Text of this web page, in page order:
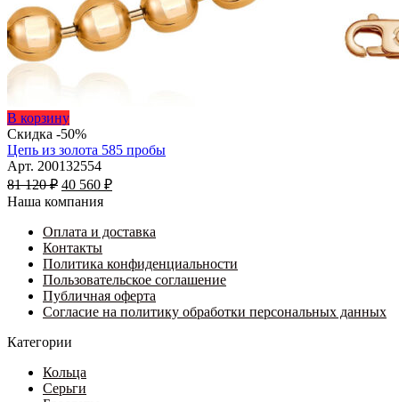
В корзинуЭтот
товар
имеет
несколько
вариаций.
Опции
выбрать
на
странице
товара.
Скидка -50%
Цепь из золота 585 пробы
Арт. 200132554
81 120₽ Первоначальная
цена
81
120 ₽.
40 560 ₽Текущая
560 ₽.
Наша компания
Оплата и доставка
Контакты
Политика конфиденциальности
Пользовательское соглашение
Публичная оферта
Согласие на политику обработки персональных данных
Категории
Кольца
Серьги